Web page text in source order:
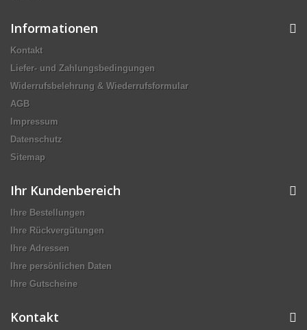
Informationen
Kontakt
Liefer- und Zahlungsbedingungen
Widerrufsbelehrung & Wiederrufsformular
AGB
Impressum
Datenschutz
Sitemap
Ihr Kundenbereich
Ihre Bestellungen
Ihre Rückvergütungen
Ihre Adressen
Ihre persönlichen Daten
Ihre Gutscheine
Kontakt